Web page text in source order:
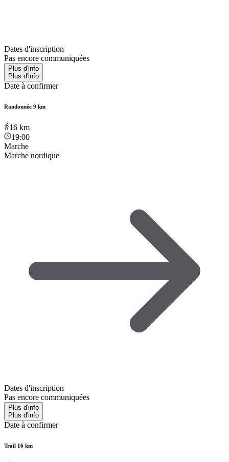
Dates d'inscription
Pas encore communiquées
Plus d'info
Plus d'info
Date à confirmer
Randonnée 9 km
16 km
19:00
Marche
Marche nordique
Dates d'inscription
Pas encore communiquées
Plus d'info
Plus d'info
Date à confirmer
Trail 16 km